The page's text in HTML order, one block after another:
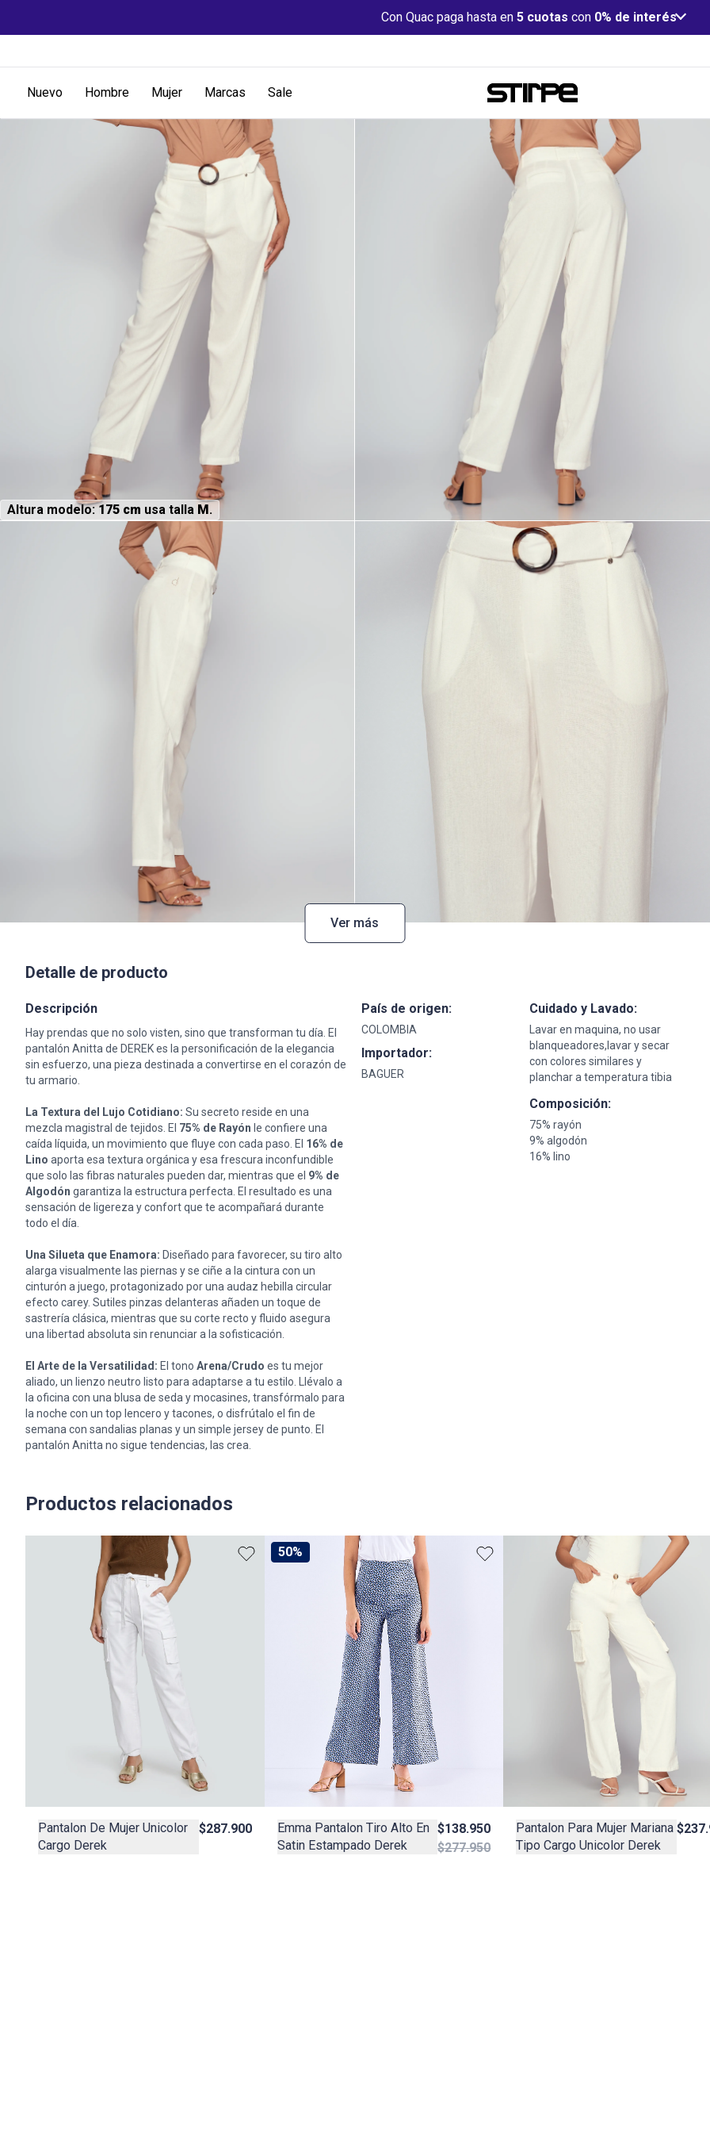
Con Quac paga hasta en 5 cuotas con 0% de interés
Nuevo Hombre Mujer Marcas Sale
Altura modelo:175 cm usa talla M.
Ver más
Detalle de producto
Descripción
Hay prendas que no solo visten, sino que transforman tu día. El
pantalón Anitta de DEREK es la personificación de la elegancia
sin esfuerzo, una pieza destinada a convertirse en el corazón de
tu armario.
La Textura del Lujo Cotidiano: Su secreto reside en una
mezcla magistral de tejidos. El 75% de Rayón le confiere una
caída líquida, un movimiento que fluye con cada paso. El 16% de
Lino aporta esa textura orgánica y esa frescura inconfundible
que solo las fibras naturales pueden dar, mientras que el 9% de
Algodón garantiza la estructura perfecta. El resultado es una
sensación de ligereza y confort que te acompañará durante
todo el día.
Una Silueta que Enamora: Diseñado para favorecer, su tiro alto
alarga visualmente las piernas y se ciñe a la cintura con un
cinturón a juego, protagonizado por una audaz hebilla circular
efecto carey. Sutiles pinzas delanteras añaden un toque de
sastrería clásica, mientras que su corte recto y fluido asegura
una libertad absoluta sin renunciar a la sofisticación.
El Arte de la Versatilidad: El tono Arena/Crudo es tu mejor
aliado, un lienzo neutro listo para adaptarse a tu estilo. Llévalo a
la oficina con una blusa de seda y mocasines, transfórmalo para
la noche con un top lencero y tacones, o disfrútalo el fin de
semana con sandalias planas y un simple jersey de punto. El
pantalón Anitta no sigue tendencias, las crea.
País de origen:
COLOMBIA
Importador:
BAGUER
Cuidado y Lavado:
Lavar en maquina, no usar
blanqueadores,lavar y secar
con colores similares y
planchar a temperatura tibia
Composición:
75% rayón
9% algodón
16% lino
Productos relacionados
Pantalon De Mujer Unicolor
Cargo Derek
$287.900
50%
Emma Pantalon Tiro Alto En
Satin Estampado Derek
$138.950
$277.950
Pantalon Para Mujer Mariana
Tipo Cargo Unicolor Derek